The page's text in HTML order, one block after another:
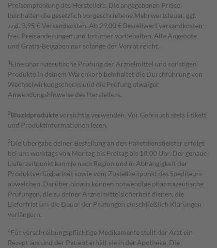
Preisempfehlung des Herstellers. Die angegebenen Preise
beinhalten die gesetzlich vorgeschriebene Mehrwertsteuer, ggf.
zzgl. 3,95 € Versandkosten. Ab 29,00 € Bestell­wert versand­kosten­
frei. Preisänderungen und Irrtümer vorbehalten. Alle Angebote
und Gratis-Beigaben nur solange der Vorrat reicht.
1 Eine pharmazeutische Prüfung der Arzneimittel und sonstigen
Produkte in deinem Warenkorb beinhaltet die Durchführung von
Wechselwirkungschecks und die Prüfung etwaiger
Anwendungshinweise des Herstellers.
2Biozidproduktevorsichtig verwenden. Vor Gebrauch stets Etikett
und Produktinformationen lesen.
3Die Übergabe deiner Bestellung an den Paketdienstleister erfolgt
bei uns werktags von Montag bis Freitag bis 18:00 Uhr. Der genaue
Lieferzeitpunkt kann je nach Region und in Abhängigkeit der
Produktverfügbarkeit sowie vom Zustellzeitpunkt des Spediteurs
abweichen. Darüber hinaus können notwendige pharmazeutische
Prüfungen, die zu deiner Arzneimittelsicherheit dienen, die
Lieferfrist um die Dauer der Prüfungen einschließlich Klärungen
verlängern.
4Für verschreibungspflichtige Medikamente stellt der Arzt ein
Rezept aus und der Patient erhält sie in der Apotheke. Die